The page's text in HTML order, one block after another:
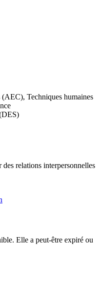
(AEC), Techniques humaines
relations interpersonnelles
Elle a peut-être expiré ou